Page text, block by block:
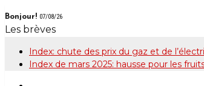
Skip
to
content
Bonjour! 07/08/26
Les brèves
Index: chute des prix du gaz et de
Index de mars 2025: hausse pour les